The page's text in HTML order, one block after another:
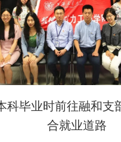
科毕业时前往融和支
合就业道路